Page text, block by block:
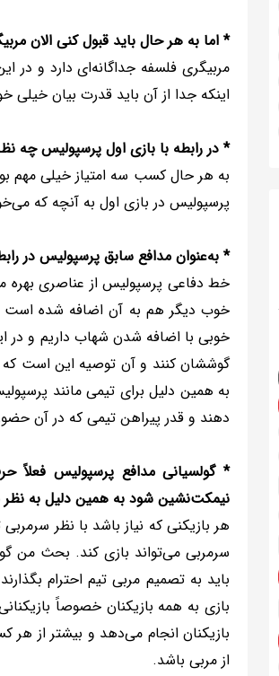
* اما به هر حال باید قبول کنی الان
مربیگری فلسفه جداگانه‌ای دارد و در
اینکه جدا از آن باید قدرت بیان خیلی
* در رابطه با بازی اول پرسپولیس چه
به هر حال کسب سه امتیاز خیلی مهم
پرسپولیس در بازی اول به آنچه که
* به‌عنوان مدافع سابق پرسپولیس در
خط دفاعی پرسپولیس از عناصری بهره
خوب دیگر هم به آن اضافه شده است
خوبی با اضافه شدن شهاب داریم و در
گوششان کنند و آن توصیه این است که
به همین دلیل برای تیمی مانند
دهند و قدر پیراهن تیمی که در آن حضور
* گولسیانی مدافع پرسپولیس فعلاً
نیمکت‌نشین شود به همین دلیل به
هر بازیکنی که نیاز باشد با نظر
سرمربی می‌تواند بازی کند. بحث من
باید به تصمیم مربی تیم احترام
بازی به همه بازیکنان خصوصاً
بازیکنان انجام می‌دهد و بیشتر از
از مربی باشد.